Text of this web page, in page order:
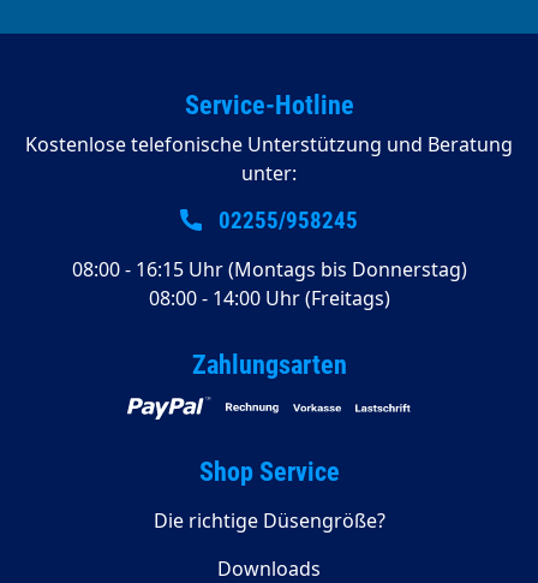
Service-Hotline
Kostenlose telefonische Unterstützung und Beratung
unter:
02255/958245
08:00 - 16:15 Uhr (Montags bis Donnerstag)
08:00 - 14:00 Uhr (Freitags)
Zahlungsarten
Shop Service
Die richtige Düsengröße?
Downloads